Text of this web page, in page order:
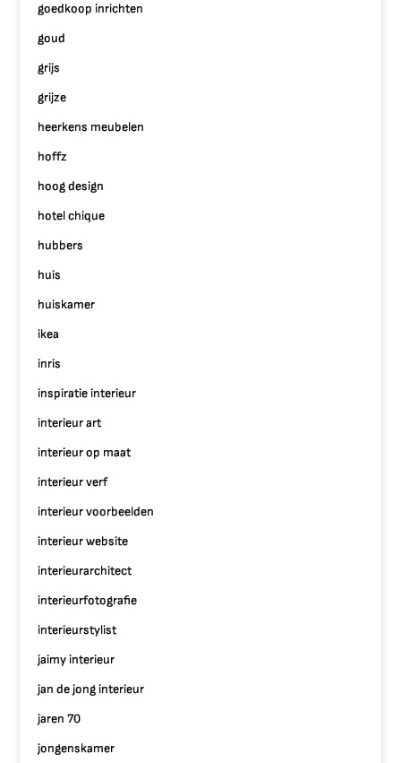
goedkoop inrichten
goud
grijs
grijze
heerkens meubelen
hoffz
hoog design
hotel chique
hubbers
huis
huiskamer
ikea
inris
inspiratie interieur
interieur art
interieur op maat
interieur verf
interieur voorbeelden
interieur website
interieurarchitect
interieurfotografie
interieurstylist
jaimy interieur
jan de jong interieur
jaren 70
jongenskamer